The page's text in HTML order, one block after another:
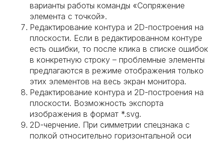
варианты работы команды «Сопряжение
элемента с точкой».
Редактирование контура и 2D-построения на
плоскости. Если в редактированном контуре
есть ошибки, то после клика в списке ошибок
в конкретную строку – проблемные элементы
предлагаются в режиме отображения только
этих элементов на весь экран монитора.
Редактирование контура и 2D-построения на
плоскости. Возможность экспорта
изображения в формат *.svg.
2D-черчение. При симметрии спецзнака с
полкой относительно горизонтальной оси